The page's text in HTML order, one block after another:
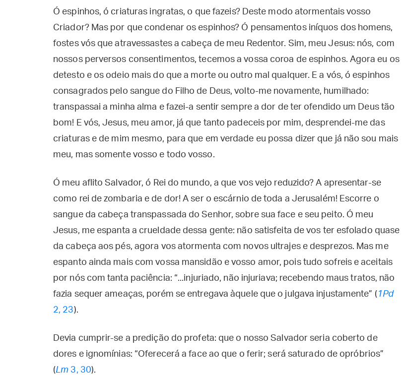
Ó espinhos, ó criaturas ingratas, o que fazeis? Deste modo atormentais vosso
Criador? Mas por que condenar os espinhos? Ó pensamentos iníquos dos homens,
fostes vós que atravessastes a cabeça de meu Redentor. Sim, meu Jesus: nós, com
nossos perversos consentimentos, tecemos a vossa coroa de espinhos. Agora eu os
detesto e os odeio mais do que a morte ou outro mal qualquer. E a vós, ó espinhos
consagrados pelo sangue do Filho de Deus, volto-me novamente, humilhado:
transpassai a minha alma e fazei-a sentir sempre a dor de ter ofendido um Deus tão
bom! E vós, Jesus, meu amor, já que tanto padeceis por mim, desprendei-me das
criaturas e de mim mesmo, para que em verdade eu possa dizer que já não sou mais
meu, mas somente vosso e todo vosso.
Ó meu aflito Salvador, ó Rei do mundo, a que vos vejo reduzido? A apresentar-se
como rei de zombaria e de dor! A ser o escárnio de toda a Jerusalém! Escorre o
sangue da cabeça transpassada do Senhor, sobre sua face e seu peito. Ó meu
Jesus, me espanta a crueldade dessa gente: não satisfeita de vos ter esfolado quase
da cabeça aos pés, agora vos atormenta com novos ultrajes e desprezos. Mas me
espanto ainda mais com vossa mansidão e vosso amor, pois tudo sofreis e aceitais
por nós com tanta paciência: “...injuriado, não injuriava; recebendo maus tratos, não
fazia sequer ameaças, porém se entregava àquele que o julgava injustamente” ( 1Pd
2, 23).
Devia cumprir-se a predição do profeta: que o nosso Salvador seria coberto de
dores e ignomínias: “Oferecerá a face ao que o ferir; será saturado de opróbrios”
(Lm 3, 30).